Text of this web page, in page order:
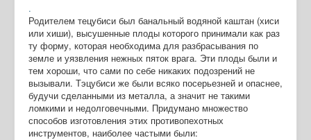
.
Родителем тецубиси был банальный водяной каштан (хиси
или хиши), высушенные плоды которого принимали как раз
ту форму, которая необходима для разбрасывания по
земле и уязвления нежных пяток врага. Эти плоды были и
тем хороши, что сами по себе никаких подозрений не
вызывали. Тэцубиси же были всяко посерьезней и опаснее,
будучи сделанными из металла, а значит не такими
ломкими и недолговечными. Придумано множество
способов изготовления этих противопехотных
инструментов, наиболее частыми были: